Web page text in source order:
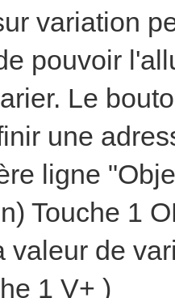
variation
pouvoir
Le
une
ligne
Touche 1
valeur de
1 V+ )